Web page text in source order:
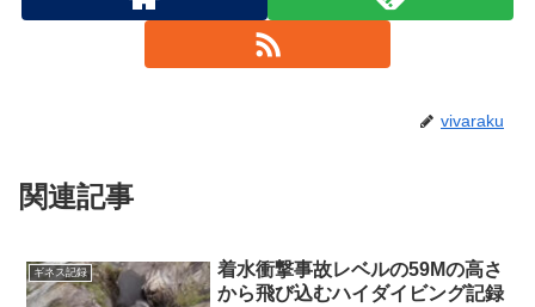
vivaraku
関連記事
ギネス記録
着水衝撃事故レベルの59Mの高さ
から飛び込むハイダイビング記録